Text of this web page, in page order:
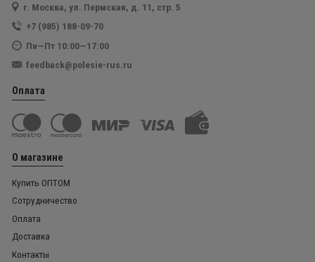
г. Москва, ул. Пермская, д. 11, стр. 5
+7 (985) 188-09-70
Пн—Пт 10:00—17:00
feedback@polesie-rus.ru
Оплата
О магазине
Купить ОПТОМ
Сотрудничество
Оплата
Доставка
Контакты